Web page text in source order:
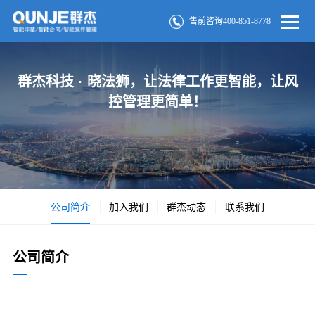
售前咨询400-851-8778
群杰科技 · 晓法狮，让法律工作更智能，让风
控管理更简单！
公司简介 加入我们 群杰动态 联系我们
公司简介